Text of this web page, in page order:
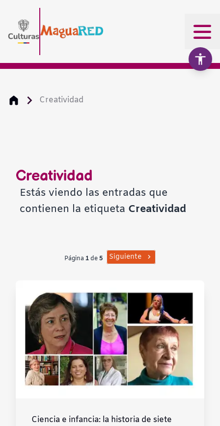
Creatividad
Creatividad
Estás viendo las entradas que
contienen la etiqueta Creatividad
Página 1 de5 Siguiente
Ciencia e infancia: la historia de siete
Alto contraste
Fondo claro
Fuente legible
Restablecer